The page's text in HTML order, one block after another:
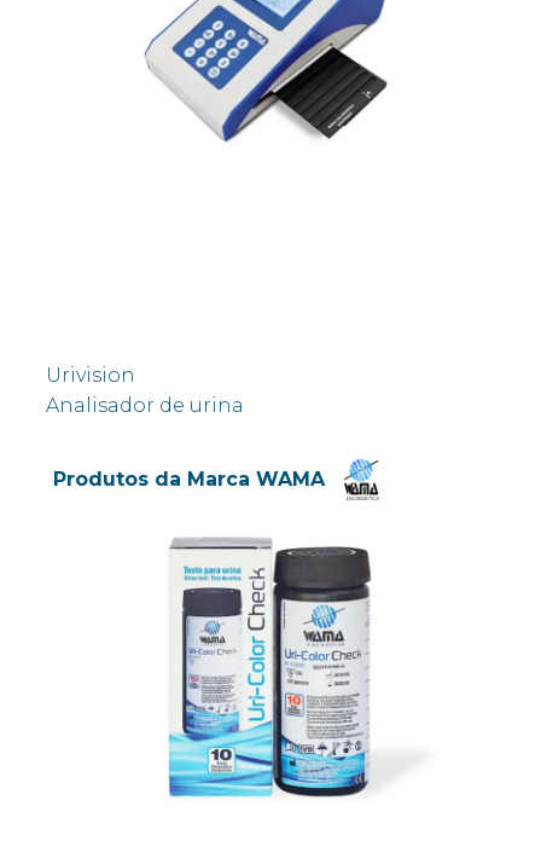
Urivision
Analisador de urina
Produtos da Marca WAMA